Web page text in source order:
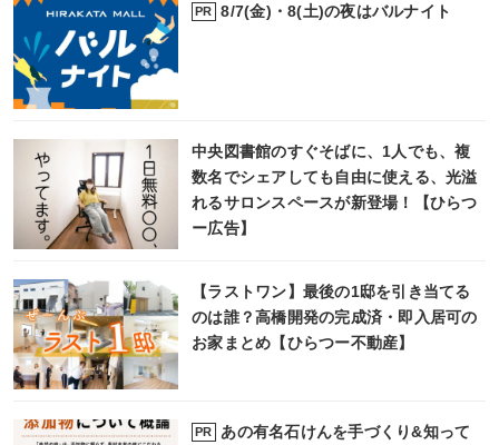
PR 8/7(金)・8(土)の夜はバルナイト
中央図書館のすぐそばに、1人でも、複
数名でシェアしても自由に使える、光溢
れるサロンスペースが新登場！【ひらつ
ー広告】
【ラストワン】最後の1邸を引き当てる
のは誰？高橋開発の完成済・即入居可の
お家まとめ【ひらつー不動産】
PR
あの有名石けんを手づくり&知って